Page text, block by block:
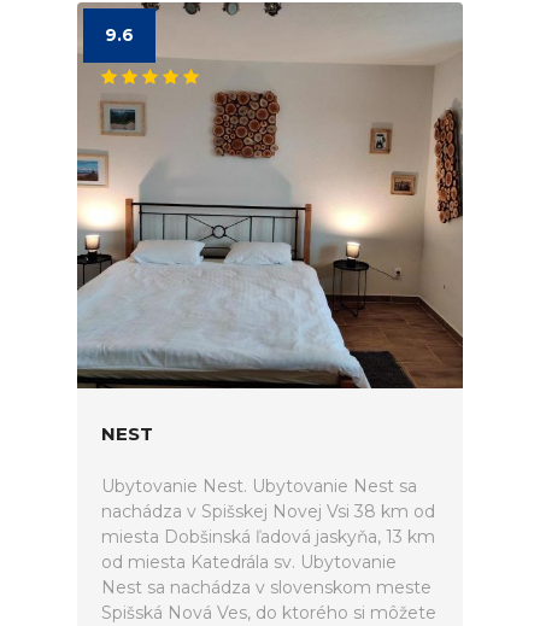
9.6
NEST
Ubytovanie Nest. Ubytovanie Nest sa
nachádza v Spišskej Novej Vsi 38 km od
miesta Dobšinská ľadová jaskyňa, 13 km
od miesta Katedrála sv. Ubytovanie
Nest sa nachádza v slovenskom meste
Spišská Nová Ves, do ktorého si môžete